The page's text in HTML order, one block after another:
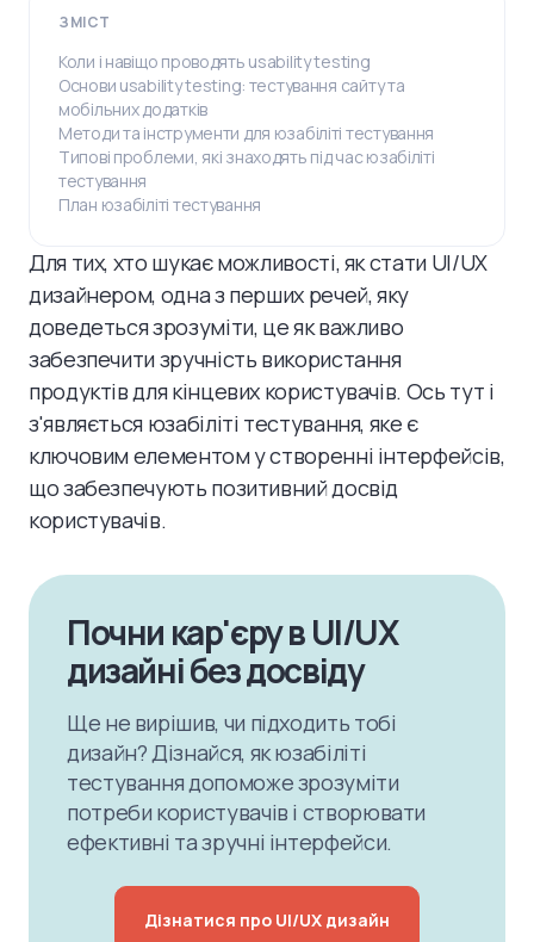
ЗМІСТ
Коли і навіщо проводять usability testing
Основи usability testing: тестування сайту та
мобільних додатків
Методи та інструменти для юзабіліті тестування
Типові проблеми, які знаходять під час юзабіліті
тестування
План юзабіліті тестування
Для тих, хто шукає можливості, як стати UI/UX
дизайнером, одна з перших речей, яку
доведеться зрозуміти, це як важливо
забезпечити зручність використання
продуктів для кінцевих користувачів. Ось тут і
з'являється юзабіліті тестування, яке є
ключовим елементом у створенні інтерфейсів,
що забезпечують позитивний досвід
користувачів.
Почни кар'єру в UI/UX
дизайні без досвіду
Ще не вирішив, чи підходить тобі
дизайн? Дізнайся, як юзабіліті
тестування допоможе зрозуміти
потреби користувачів і створювати
ефективні та зручні інтерфейси.
Дізнатися про UI/UX дизайн